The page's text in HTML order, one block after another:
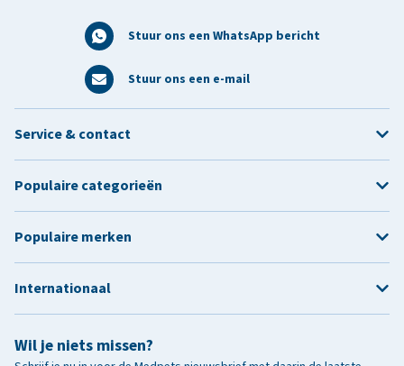
Stuur ons een WhatsApp bericht
Stuur ons een e-mail
Wil je niets missen?
Service & contact
Populaire categorieën
Populaire merken
Internationaal